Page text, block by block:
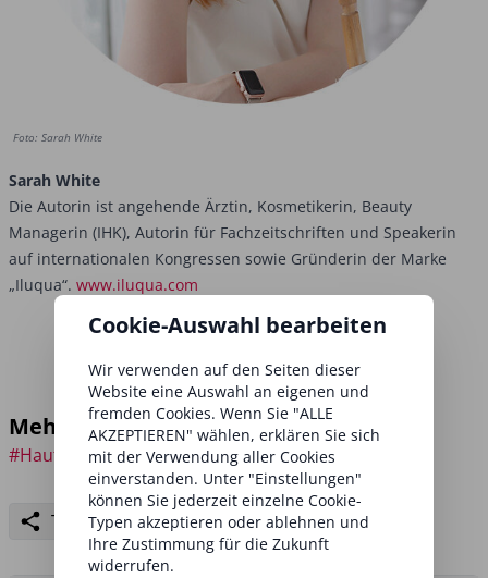
Foto: Sarah White
Sarah White
Die Autorin ist angehende Ärztin, Kosmetikerin, Beauty
Managerin (IHK), Autorin für Fachzeitschriften und Speakerin
auf internationalen Kongressen sowie Gründerin der Marke
„Iluqua“. www.iluqua.com
Mehr zu den Themen:
#Hauterkrankungen
Teilen
Cookie-Auswahl bearbeiten
Wir verwenden auf den Seiten dieser
Website eine Auswahl an eigenen und
fremden Cookies. Wenn Sie "ALLE
AKZEPTIEREN" wählen, erklären Sie sich
mit der Verwendung aller Cookies
einverstanden. Unter "Einstellungen"
können Sie jederzeit einzelne Cookie-
Typen akzeptieren oder ablehnen und
Ihre Zustimmung für die Zukunft
widerrufen.